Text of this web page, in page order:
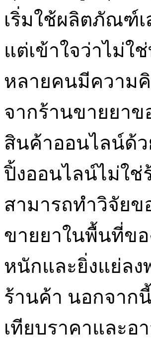
เริ่มใช้ผลิตภัณฑ์เ
แต่เข้าใจว่าไม่
หลายคนมีความ
จากร้านขายยา
สินค้าออนไลน์ด้
ปิ้งออนไลน์ไม่ใ
สามารถทำวิจัย
ขายยาในพื้นที่ข
หนักและยิ่งแย่ล
ร้านค้า นอกจาก
เทียบราคาและ